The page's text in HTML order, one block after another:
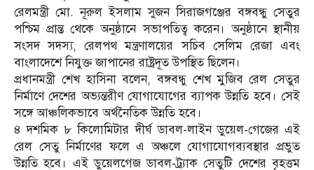
রেলমন্ত্রী মো. নূরুল ইসলাম সুজন সিরাজগঞ্জের বঙ্গবন্ধু সেতুর
পশ্চিম প্রান্ত থেকে অনুষ্ঠানে সভাপতিত্ব করেন। অনুষ্ঠানে স্থানীয়
সংসদ সদস্য, রেলপথ মন্ত্রণালয়ের সচিব সেলিম রেজা এবং
বাংলাদেশে নিযুক্ত জাপানের রাষ্ট্রদূত উপস্থিত ছিলেন।
প্রধানমন্ত্রী শেখ হাসিনা বলেন, বঙ্গবন্ধু শেখ মুজিব রেল সেতুর
নির্মাণে দেশের অভ্যন্তরীণ যোগাযোগের ব্যাপক উন্নতি হবে। সেই
সঙ্গে আঞ্চলিকভাবে অর্থনৈতিক উন্নতি হবে।
৪ দশমিক ৮ কিলোমিটার দীর্ঘ ডাবল-লাইন ডুয়েল-গেজের এই
রেল সেতু নির্মাণের ফলে এ অঞ্চলে যোগাযোগব্যবস্থার প্রভুত
উন্নতি হবে। এই ডুয়েলগেজ ডাবল-ট্র্যাক সেতুটি দেশের বৃহত্তম